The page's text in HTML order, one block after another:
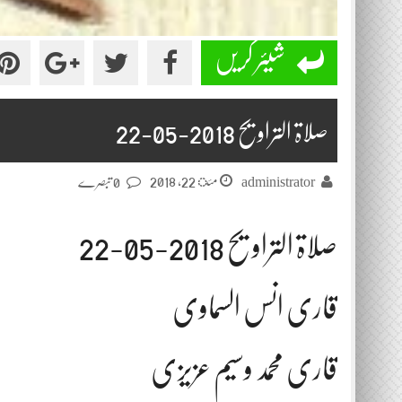
شیئر کریں
صلاۃ التراویح 2018-05-22
administrator مئ 22, 2018
صلاۃ التراویح 2018-05-22
قاری انس السماوی
قاری محمد وسیم عزیزی